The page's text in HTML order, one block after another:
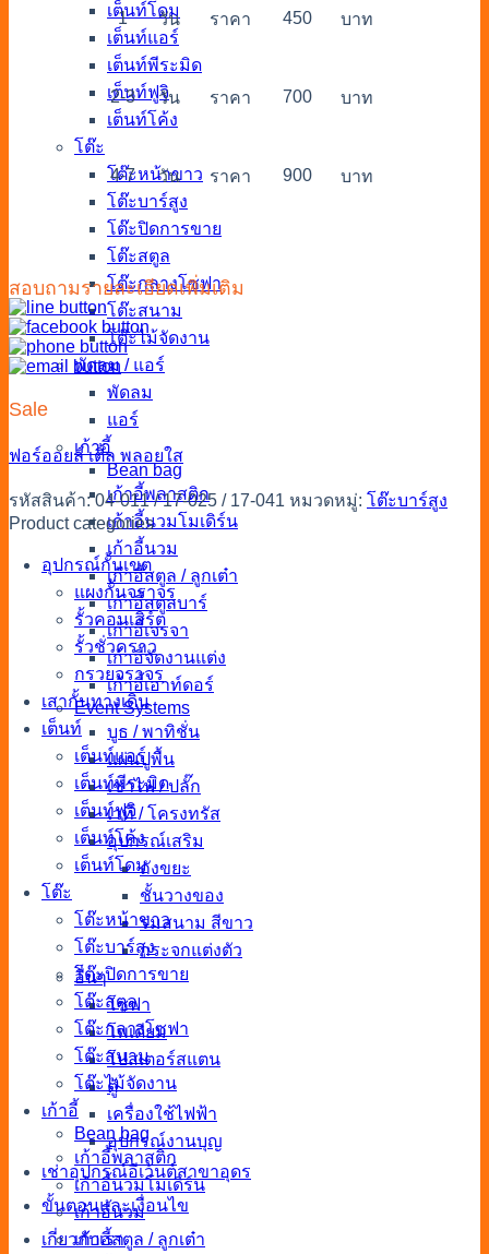
เต็นท์โดม
เต็นท์แอร์
เต็นท์พีระมิด
เต็นท์ฟูจิ
เต็นท์โค้ง
โต๊ะ
โต๊ะหน้าขาว
โต๊ะบาร์สูง
โต๊ะปิดการขาย
โต๊ะสตูล
โต๊ะกลางโซฟา
โต๊ะสนาม
โต๊ะไม้จัดงาน
พัดลม / แอร์
พัดลม
แอร์
เก้าอี้
Bean bag
เก้าอี้พลาสติก
เก้าอี้นวมโมเดิร์น
เก้าอี้นวม
เก้าอี้สตูล / ลูกเต๋า
เก้าอี้สตูลบาร์
เก้าอี้เจรจา
เก้าอี้จัดงานแต่ง
เก้าอี้เอาท์ดอร์
Event Systems
บูธ / พาทิชั่น
แผ่นปูพื้น
เช่าไฟ / ปลั๊ก
เวที / โครงทรัส
อุปกรณ์เสริม
ถังขยะ
ชั้นวางของ
ร่มสนาม สีขาว
กระจกแต่งตัว
อื่นๆ
โซฟา
โพเดียม
โปสเตอร์สแตน
ตู้
เครื่องใช้ไฟฟ้า
อุปกรณ์งานบุญ
เช่าอุปกรณ์อีเว้นต์สาขาอุดร
ขั้นตอนและเงื่อนไข
เกี่ยวกับเรา
1 วัน ราคา 450 บาท
2-3 วัน ราคา 700 บาท
4-7 วัน ราคา 900 บาท
สอบถามรายละเอียดเพิ่มเติม
Sale
ฟอร์ออยล์ เติ้ล พลอยใส
รหัสสินค้า:04-011 / 17-025 / 17-041 หมวดหมู่: โต๊ะบาร์สูง
Product categories
อุปกรณ์กั้นเขต
แผงกั้นจราจร
รั้วคอนเสิร์ต
รั้วชั่วคราว
กรวยจราจร
เสากั้นทางเดิน
เต็นท์
เต็นท์แอร์
เต็นท์พีระมิด
เต็นท์ฟูจิ
เต็นท์โค้ง
เต็นท์โดม
โต๊ะ
โต๊ะหน้าขาว
โต๊ะบาร์สูง
โต๊ะปิดการขาย
โต๊ะสตูล
โต๊ะกลางโซฟา
โต๊ะสนาม
โต๊ะไม้จัดงาน
เก้าอี้
Bean bag
เก้าอี้พลาสติก
เก้าอี้นวมโมเดิร์น
เก้าอี้นวม
เก้าอี้สตูล / ลูกเต๋า